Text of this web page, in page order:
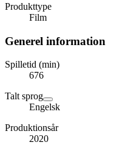
Produkttype
Film
Generel information
Spilletid (min)
676
Talt sprog
Engelsk
Produktionsår
2020